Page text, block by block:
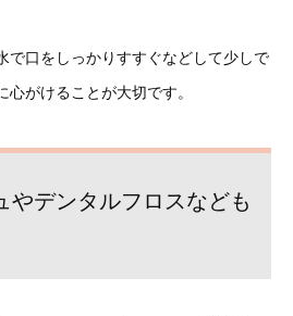
で口をしっかりすすぐなどして少しで
がけることが大切です。
やデンタルフロスなども